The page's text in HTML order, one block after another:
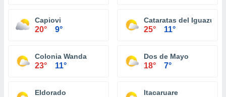
Capiovi
20° 9°
Cataratas del Iguazú
25° 11°
Colonia Wanda
23° 11°
Dos de Mayo
18° 7°
Eldorado Itacaruare